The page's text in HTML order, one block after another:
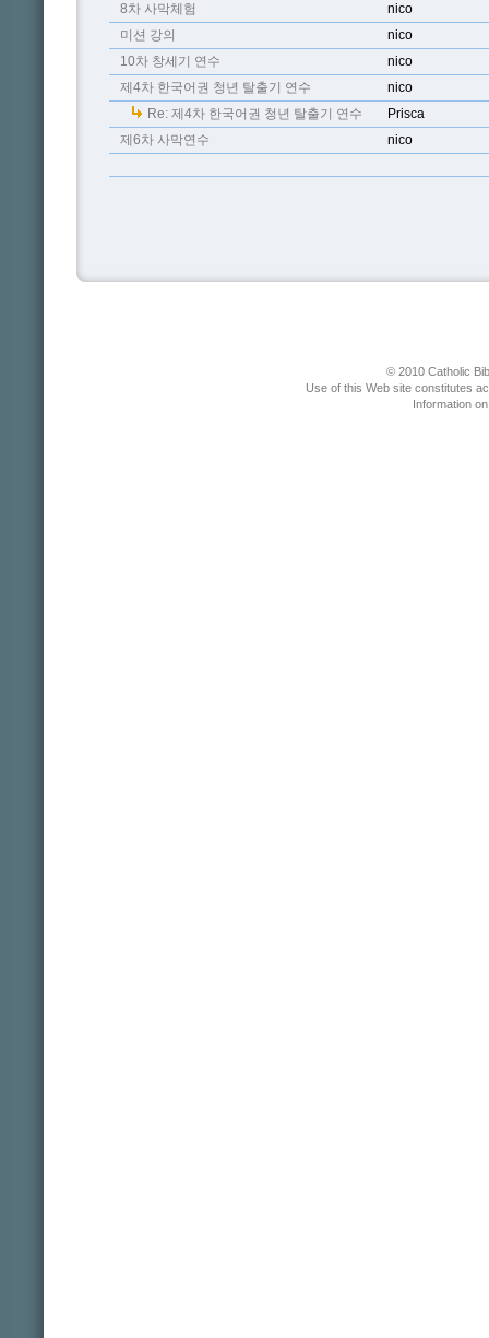
8차 사막체험
nico
미션 강의
nico
10차 창세기 연수
nico
제4차 한국어권 청년 탈출기 연수
nico
Re: 제4차 한국어권 청년 탈출기 연수
Prisca
제6차 사막연수
nico
© 2010 Catholic
Use of this Web site constitutes
Information